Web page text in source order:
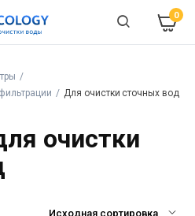
0
Для очистки сточных вод
очистки